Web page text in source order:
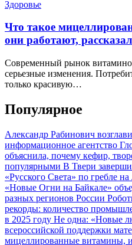
Здоровье
Что такое
они работают,
Современный рынок
серьезные изменения.
только красивую…
Популярное
Александр Рабинович
информационное агентство
объяснила, почему кефир,
популярными В Твери
«Русского Света» по гребле
«Новые Огни на Байкале»
разных регионов России
рекорды: количество
в 2025 году Не одна: «Новые
всероссийской поддержки
мицеллированные витамины, и